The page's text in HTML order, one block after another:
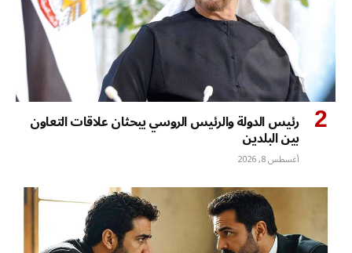
رئيس الدولة والرئيس الروسي يبحثان علاقات التعاون
بين البلدين
أغسطس 8, 2026